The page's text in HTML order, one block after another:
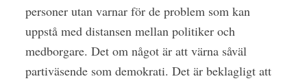
personer utan varnar för de problem som kan
uppstå med distansen mellan politiker och
medborgare. Det om något är att värna såväl
partiväsende som demokrati. Det är beklagligt att